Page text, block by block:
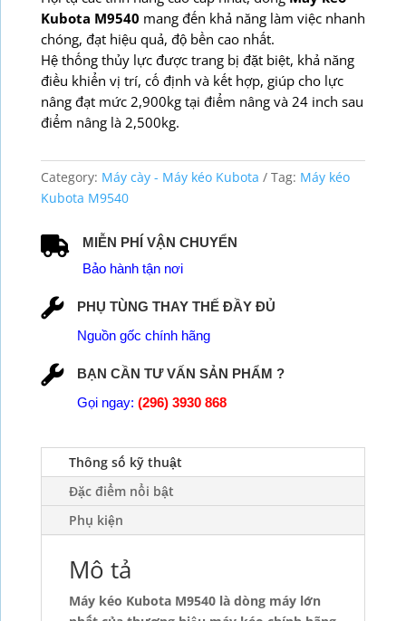
Kubota M9540 mang đến khả năng làm việc nhanh
chóng, đạt hiệu quả, độ bền cao nhất.
Hệ thống thủy lực được trang bị đặt biệt, khả năng
điều khiển vị trí, cố định và kết hợp, giúp cho lực
nâng đạt mức 2,900kg tại điểm nâng và 24 inch sau
điểm nâng là 2,500kg.
Category: Máy cày - Máy kéo Kubota Tag: Máy kéo
Kubota M9540
MIỄN PHÍ VẬN CHUYỂN
Bảo hành tận nơi
PHỤ TÙNG THAY THẾ ĐẦY ĐỦ
Nguồn gốc chính hãng
BẠN CẦN TƯ VẤN SẢN PHẨM ?
Gọi ngay: (296) 3930 868
Thông số kỹ thuật
Đặc điểm nổi bật
Phụ kiện
Mô tả
Máy kéo Kubota M9540 là dòng máy lớn